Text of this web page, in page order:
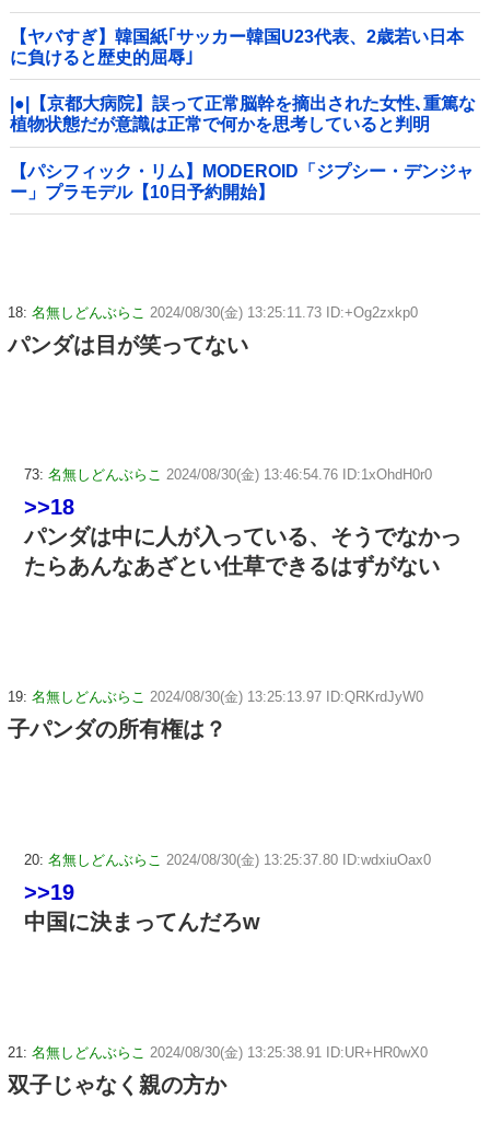
【ヤバすぎ】韓国紙｢サッカー韓国U23代表、2歳若い日本
に負けると歴史的屈辱｣
|●|【京都大病院】誤って正常脳幹を摘出された女性､重篤な
植物状態だが意識は正常で何かを思考していると判明
【パシフィック・リム】MODEROID「ジプシー・デンジャ
ー」プラモデル【10日予約開始】
18: 名無しどんぶらこ 2024/08/30(金) 13:25:11.73 ID:+Og2zxkp0
パンダは目が笑ってない
73: 名無しどんぶらこ 2024/08/30(金) 13:46:54.76 ID:1xOhdH0r0
>>18
パンダは中に人が入っている、そうでなかっ
たらあんなあざとい仕草できるはずがない
19: 名無しどんぶらこ 2024/08/30(金) 13:25:13.97 ID:QRKrdJyW0
子パンダの所有権は？
20: 名無しどんぶらこ 2024/08/30(金) 13:25:37.80 ID:wdxiuOax0
>>19
中国に決まってんだろw
21: 名無しどんぶらこ 2024/08/30(金) 13:25:38.91 ID:UR+HR0wX0
双子じゃなく親の方か